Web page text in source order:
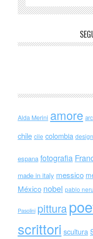
Alda Merini amore
chile cile colombia design
espana fotografia
made in italy messico
México nobel pablo
Pasolini pittura
scrittori scultura